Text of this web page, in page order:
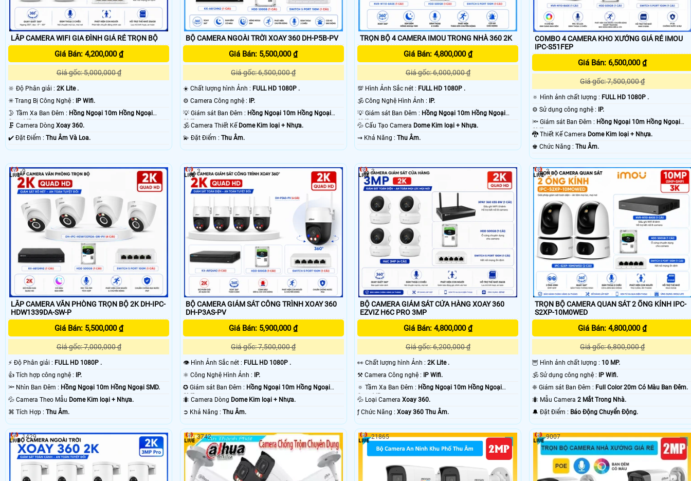
'
LẮP CAMERA WIFI GIA ĐÌNH GIÁ RẺ TRỌN BỘ
Giá Bán: 4,200,000 ₫
Giá gốc: 5,000,000 ₫
🔆 Độ Phân giải : 2K Lite .
✳️ Trang Bị Công Nghệ :
IP Wifi.
🌛 Tầm Xa Ban Đêm : Hồng Ngoại 10m Hồng Ngoại
Smart IR.
🗜️ Camera Dòng Xoay 360.
️✔️ Đặt Điểm : Thu Âm Và Loa.
BỘ CAMERA NGOÀI TRỜI XOAY 360 DH-P5B-PV
Giá Bán: 5,500,000 ₫
Giá gốc: 6,500,000 ₫
☀️ Chất lượng hình Ảnh : FULL HD 1080P .
⚙ Camera Công nghệ :
IP.
💡 Giám sát Ban Đêm : Hồng Ngoại 10m Hồng Ngoại
SMD.🕉️ Camera Thiết Kế Dome Kim loại + Nhựa.
️💫 Đặt Điểm : Thu Âm.
TRỌN BỘ 4 CAMERA IMOU TRONG NHÀ 360 2K
Giá Bán: 4,800,000 ₫
Giá gốc: 6,000,000 ₫
💯 Hình Ảnh Sắc nét : FULL HD 1080P .
🕉️ Công Nghệ Hình Ảnh :
IP.
💡 Giám sát Ban Đêm : Hồng Ngoại 10m Hồng Ngoại
SMD.💦 Cấu Tạo Camera Dome Kim loại + Nhựa.
️⇝ Khả Năng :Thu Âm.
COMBO 4 CAMERA KHO XƯỞNG GIÁ RẺ IMOU
IPC-S51FEP
Giá Bán: 6,500,000 ₫
Giá gốc: 7,500,000 ₫
🔅 Hình ảnh chất lượng : FULL HD 1080P .
⚙ Sử dụng công nghệ :
IP.
🔦 Giám sát Ban Đêm : Hồng Ngoại 10m Hồng Ngoại
SMD.🐉️ Thiết Kế Camera Dome Kim loại + Nhựa.
️♚ Chức Năng : Thu Âm.
LẮP CAMERA VĂN PHÒNG TRỌN BỘ 2K DH-IPC-
HDW1339DA-SW-P
Giá Bán: 5,500,000 ₫
Giá gốc: 7,000,000 ₫
️⚡ Độ Phân giải : FULL HD 1080P .
👍 Tích hợp công nghệ :
IP.
🔦 Nhìn Ban Đêm : Hồng Ngoại 10m Hồng Ngoại SMD.
💦 Camera Theo Mẫu Dome Kim loại + Nhựa.
️⌘ Tích Hợp : Thu Âm.
9
BỘ CAMERA GIÁM SÁT CÔNG TRÌNH XOAY 360
DH-P3AS-PV
Giá Bán: 5,900,000 ₫
Giá gốc: 7,500,000 ₫
👁 Hình Ảnh Sắc nét : FULL HD 1080P .
⚛️ Công Nghệ Hình Ảnh :
IP.
✪ Giám sát Ban Đêm : Hồng Ngoại 10m Hồng Ngoại
SMD.🐜 Camera Dòng Dome Kim loại + Nhựa.
️➲ Khả Năng : Thu Âm.
3
BỘ CAMERA GIÁM SÁT CỬA HÀNG XOAY 360
EZVIZ H6C PRO 3MP
Giá Bán: 4,800,000 ₫
Giá gốc: 6,200,000 ₫
️👀 Chất lượng hình Ảnh :2K Lite .
⚒ Camera Công nghệ :
IP Wifi.
🔅 Tầm Xa Ban Đêm : Hồng Ngoại 10m Hồng Ngoại
Smart IR.
💦 Loại CameraXoay 360.
️ƒ Chức Năng :Xoay 360 Thu Âm.
3
TRỌN BỘ CAMERA QUAN SÁT 2 ỐNG KÍNH IPC-
S2XP-10M0WED
Giá Bán: 4,800,000 ₫
Giá gốc: 6,800,000 ₫
🦉 Hình ảnh chất lượng : 10 MP.
🕉️ Sử dụng công nghệ :
IP Wifi.
❈ Giám sát Ban Đêm : Full Color 20m Có Màu Ban Ðêm.
🐜 Mẫu Camera 2 Mắt Trong Nhà.
️🔔 Đặt Điểm : Báo Động Chuyển Động.
3
1429 3742 21865 9007